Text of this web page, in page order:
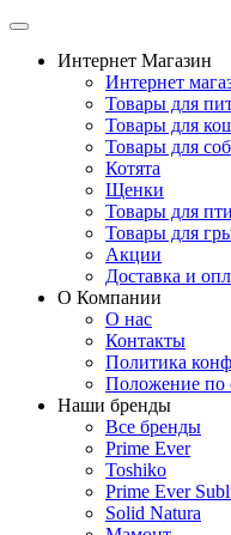
Интернет Магазин
Интернет
Товары для
Товары для
Товары для
Котята
Щенки
Товары для
Товары для
Акции
Доставка и
О Компании
О нас
Контакты
Политика
Положение по
Наши бренды
Все бренды
Prime Ever
Toshiko
Prime Ever
Solid Natura